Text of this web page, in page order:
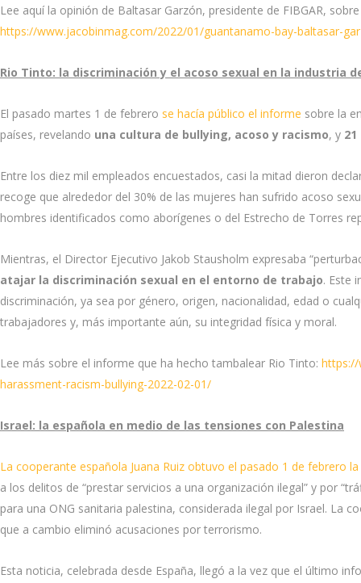
Lee aquí la opinión de Baltasar Garzón, presidente de FIBGAR,
https://www.jacobinmag.com/2022/01/guantanamo-bay-baltasar-
Rio Tinto: la discriminación y el acoso sexual en la industria
El pasado martes 1 de febrero se hacía público el informe sobre la
países, revelando una cultura de bullying, acoso y racismo, y
Entre los diez mil empleados encuestados, casi la mitad dieron
recoge que alrededor del 30% de las mujeres han sufrido acoso
hombres identificados como aborígenes o del Estrecho de Torres
Mientras, el Director Ejecutivo Jakob Stausholm expresaba
atajar la discriminación sexual en el entorno de trabajo. Este
discriminación, ya sea por género, origen, nacionalidad, edad o
trabajadores y, más importante aún, su integridad física y moral.
Lee más sobre el informe que ha hecho tambalear Rio Tinto: https://
harassment-racism-bullying-2022-02-01/
Israel: la española en medio de las tensiones con Palestina
La cooperante española Juana Ruiz obtuvo el pasado 1 de febrero
a los delitos de “prestar servicios a una organización ilegal” y por
para una ONG sanitaria palestina, considerada ilegal por Israel. La
que a cambio eliminó acusaciones por terrorismo.
Esta noticia, celebrada desde España, llegó a la vez que el último